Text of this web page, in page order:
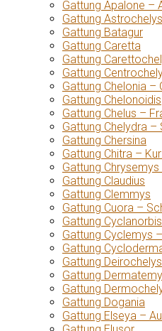
Gattung Apalone –
Gattung Astrochelys
Gattung Batagur
Gattung Caretta
Gattung
Gattung
Gattung Chelonia –
Gattung Chelonoidis
Gattung Chelus –
Gattung Chelydra
Gattung Chersina
Gattung Chitra –
Gattung
Gattung Claudius
Gattung Clemmys
Gattung Cuora –
Gattung
Gattung Cyclemys
Gattung
Gattung Deirochelys
Gattung
Gattung
Gattung Dogania
Gattung Elseya –